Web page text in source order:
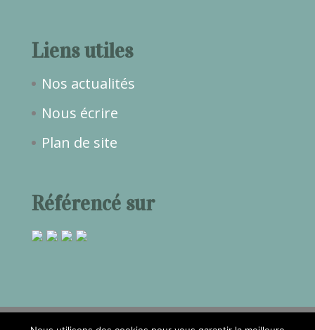
Liens utiles
Nos actualités
Nous écrire
Plan de site
Référencé sur